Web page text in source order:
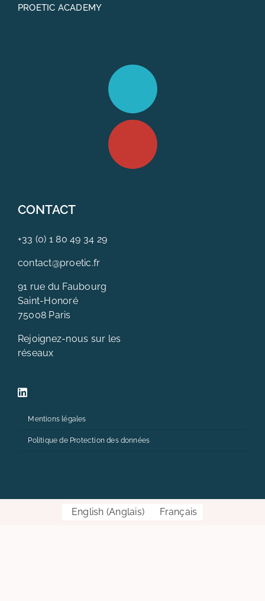
PROETIC ACADEMY
CONTACT
+33 (0) 1 80 49 34 29
contact@proetic.fr
91 rue du Faubourg
Saint-Honoré
75008 Paris
Rejoignez-nous sur les
réseaux
Mentions légales
Politique de Protection des données
English (Anglais) Français